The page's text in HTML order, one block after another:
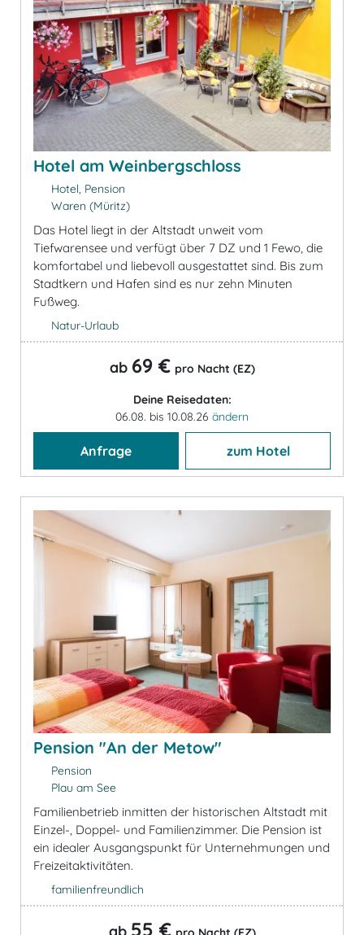
Hotel am Weinbergschloss
Hotel, Pension
Waren (Müritz)
Das Hotel liegt in der Altstadt unweit vom
Tiefwarensee und verfügt über 7 DZ und 1 Fewo, die
komfortabel und liebevoll ausgestattet sind. Bis zum
Stadtkern und Hafen sind es nur zehn Minuten
Fußweg.
Natur-Urlaub
ab 69 € pro Nacht (EZ)
Deine Reisedaten:
06.08. bis 10.08.26 ändern
Anfrage zum Hotel
Pension "An der Metow"
Pension
Plau am See
Familienbetrieb inmitten der historischen Altstadt mit
Einzel-, Doppel- und Familienzimmer. Die Pension ist
ein idealer Ausgangspunkt für Unternehmungen und
Freizeitaktivitäten.
familienfreundlich
55 €